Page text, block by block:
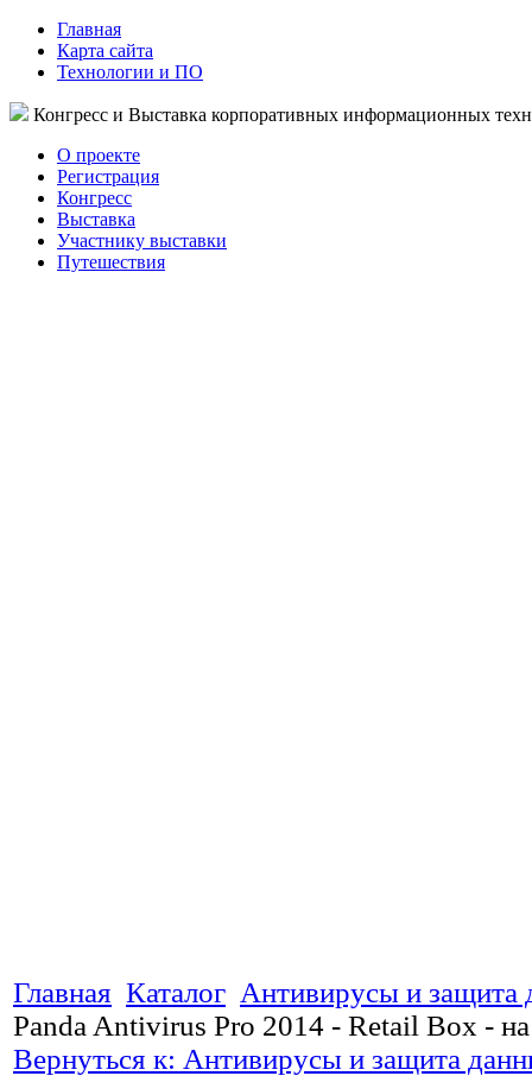
Главная
Карта сайта
Технологии и ПО
Конгресс и Выставка корпоративных информационных
О проекте
Регистрация
Конгресс
Выставка
Участнику выставки
Путешествия
Главная Каталог Антивирусы и защита
Panda Antivirus Pro 2014 - Retail Box -
Вернуться к: Антивирусы и защита